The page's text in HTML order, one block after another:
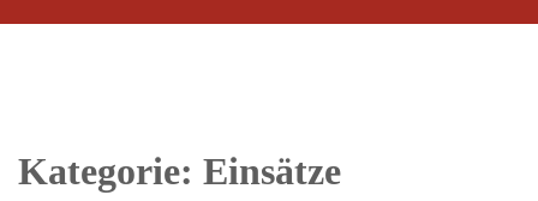
Kategorie: Einsätze